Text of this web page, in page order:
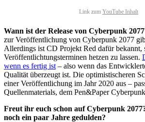
Link zum YouTube Inhalt
Wann ist der Release von Cyberpunk
zur Veröffentlichung von Cyberpunk 2077
Allerdings ist CD Projekt Red dafür bekannt,
Veröffentlichtungsterminen hetzen zu lassen.
wenn es fertig ist – also wenn das
Qualität überzeugt ist. Die optimistischeren
einer Veröffentlichung im Jahr 2020 aus –
Quellenmaterials, dem Pen&Paper
Freut ihr euch schon auf Cyberpunk
noch ein paar Jahre gedulden?